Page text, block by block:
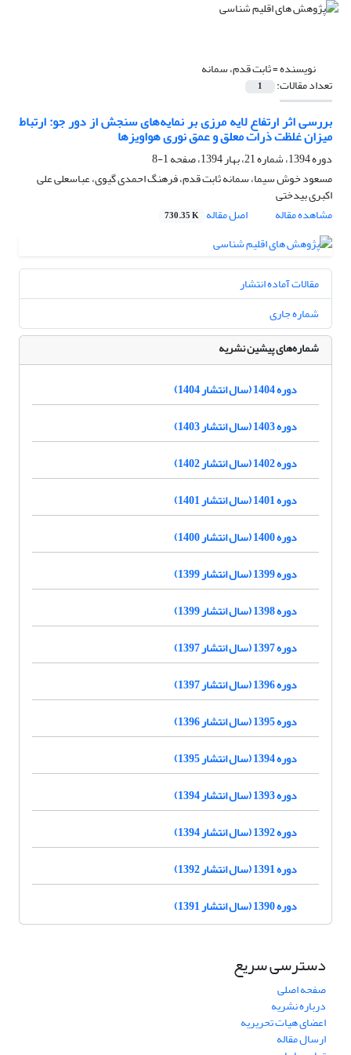
نویسنده =ثابت قدم، سمانه
تعداد مقالات: 1
بررسی اثر ارتفاع لایه مرزی بر نمایه‌های سنجش از دور جو: ارتباط
میزان غلظت ذرات معلق و عمق نوری هواویزها
دوره 1394، شماره 21، بهار 1394، صفحه
1-8
مسعود خوش سیما، سمانه ثابت قدم، فرهنگ احمدی گیوی، عباسعلی علی
اکبری بیدختی
مشاهده مقاله
اصل مقاله 730.35 K
مقالات آماده انتشار
شماره جاری
شماره‌های پیشین نشریه
دوره 1404 (سال انتشار 1404)
دوره 1403 (سال انتشار 1403)
دوره 1402 (سال انتشار 1402)
دوره 1401 (سال انتشار 1401)
دوره 1400 (سال انتشار 1400)
دوره 1399 (سال انتشار 1399)
دوره 1398 (سال انتشار 1399)
دوره 1397 (سال انتشار 1397)
دوره 1396 (سال انتشار 1397)
دوره 1395 (سال انتشار 1396)
دوره 1394 (سال انتشار 1395)
دوره 1393 (سال انتشار 1394)
دوره 1392 (سال انتشار 1394)
دوره 1391 (سال انتشار 1392)
دوره 1390 (سال انتشار 1391)
دسترسی سریع
صفحه اصلی
درباره نشریه
اعضای هیات تحریریه
ارسال مقاله